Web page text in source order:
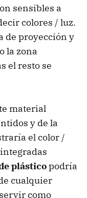
sensibles a
colores / luz.
de proyección y
la zona
el resto se
material
y de la
el color /
plásticopodría
cualquier
como